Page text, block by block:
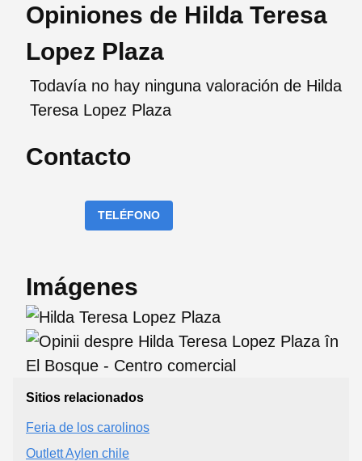
Opiniones de Hilda Teresa
Lopez Plaza
Todavía no hay ninguna valoración de Hilda
Teresa Lopez Plaza
Contacto
TELÉFONO
Imágenes
Sitios relacionados
Feria de los carolinos
Outlett Aylen chile